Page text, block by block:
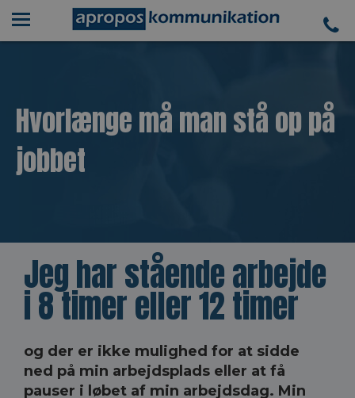
Hvorlænge må man stå op på
jobbet
Jeg har stående arbejde
i 8 timer eller 12 timer
og der er ikke mulighed for at sidde
ned på min arbejdsplads eller at få
pauser i løbet af min arbejdsdag. Min